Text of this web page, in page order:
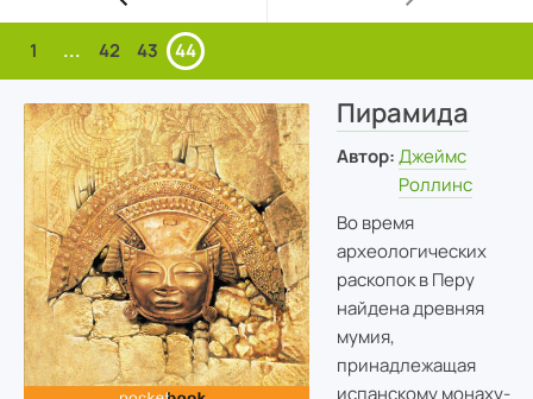
1 ... 42 43 44
Пирамида
Автор: Джеймс
Роллинс
Во время
археологических
раскопок в Перу
найдена древняя
мумия,
принадлежащая
испанскому монаху-